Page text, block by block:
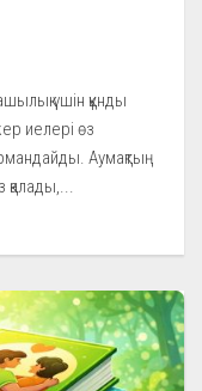
үшін құнды
иелері өз
Аумақтың
қалады,...